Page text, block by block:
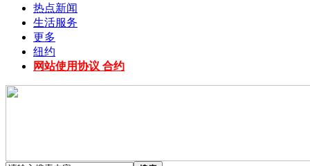
热点新闻
生活服务
更多
纽约
网站使用协议 合约